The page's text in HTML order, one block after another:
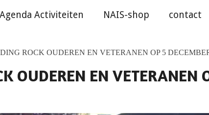
Agenda Activiteiten NAIS-shop contact
ROCK OUDEREN EN VETERANEN OP 5
OUDEREN EN VETERANEN